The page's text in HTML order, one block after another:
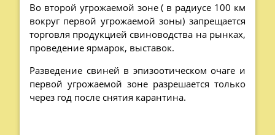
Во второй угрожаемой зоне ( в радиусе 100 км
вокруг первой угрожаемой зоны) запрещается
торговля продукцией свиноводства на рынках,
проведение ярмарок, выставок.
Разведение свиней в эпизоотическом очаге и
первой угрожаемой зоне разрешается только
через год после снятия карантина.